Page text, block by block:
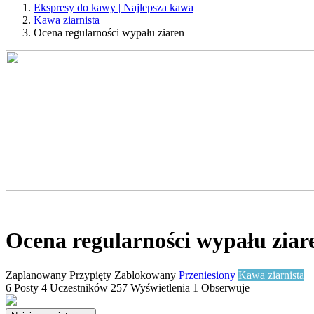
Ekspresy do kawy | Najlepsza kawa
Kawa ziarnista
Ocena regularności wypału ziaren
Ocena regularności wypału
Zaplanowany Przypięty Zablokowany Przeniesiony Kawa ziarnista
6 Posty 4 Uczestników 257 Wyświetlenia 1 Obserwuje